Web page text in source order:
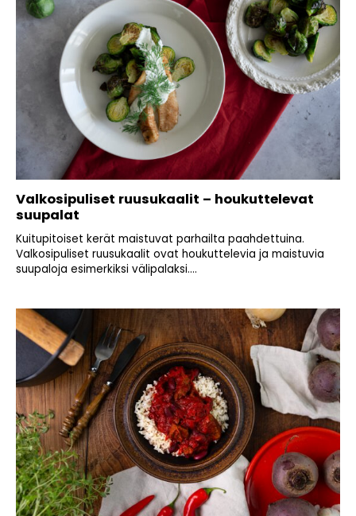
Valkosipuliset ruusukaalit – houkuttelevat
suupalat
Kuitupitoiset kerät maistuvat parhailta paahdettuina.
Valkosipuliset ruusukaalit ovat houkuttelevia ja maistuvia
suupaloja esimerkiksi välipalaksi....